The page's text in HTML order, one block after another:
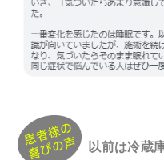
以前は冷蔵